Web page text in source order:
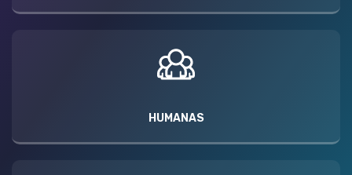
HUMANAS